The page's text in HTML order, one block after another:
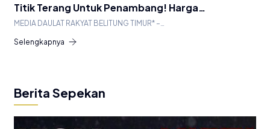
Titik Terang Untuk Penambang! Harga…
MEDIA DAULAT RAKYAT BELITUNG TIMUR* –…
Selengkapnya
Berita Sepekan